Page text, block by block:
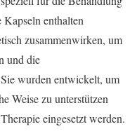
enthalten
zusammenwirken, um
und die
wurden entwickelt, um
Weise zu unterstützen
eingesetzt werden.